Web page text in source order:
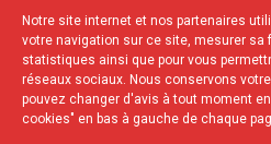
Notre site internet et nos partenaires
votre navigation sur ce site, mesurer sa
statistiques ainsi que pour vous
réseaux sociaux. Nous conservons
pouvez changer d'avis à tout moment
cookies" en bas à gauche de chaque